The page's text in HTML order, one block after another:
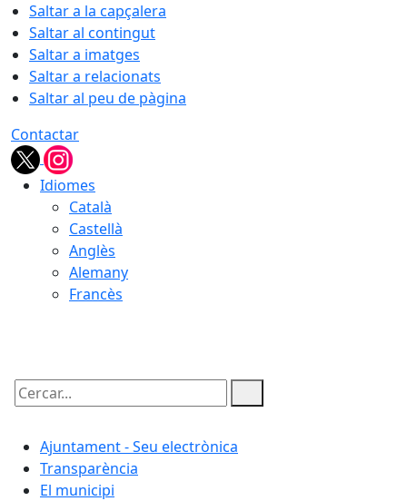
Saltar a la capçalera
Saltar al contingut
Saltar a imatges
Saltar a relacionats
Saltar al peu de pàgina
Contactar
Idiomes
Català
Castellà
Anglès
Alemany
Francès
Cercar:
Ajuntament - Seu electrònica
Transparència
El municipi